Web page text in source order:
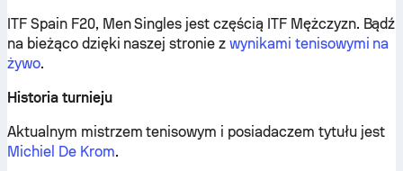
ITF Spain F20, Men Singles jest częścią ITF Mężczyzn. Bądź
na bieżąco dzięki naszej stronie zwynikami tenisowymi na
żywo.
Historia turnieju
Aktualnym mistrzem tenisowym i posiadaczem tytułu jest
Michiel De Krom.